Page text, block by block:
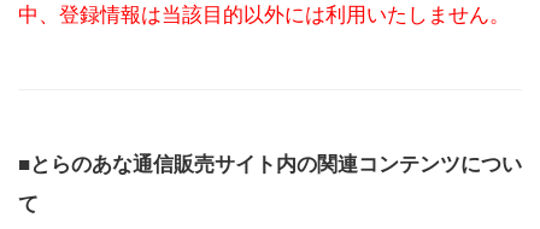
中、登録情報は当該目的以外には利用いたしません。
■とらのあな通信販売サイト内の関連コンテンツについ
て